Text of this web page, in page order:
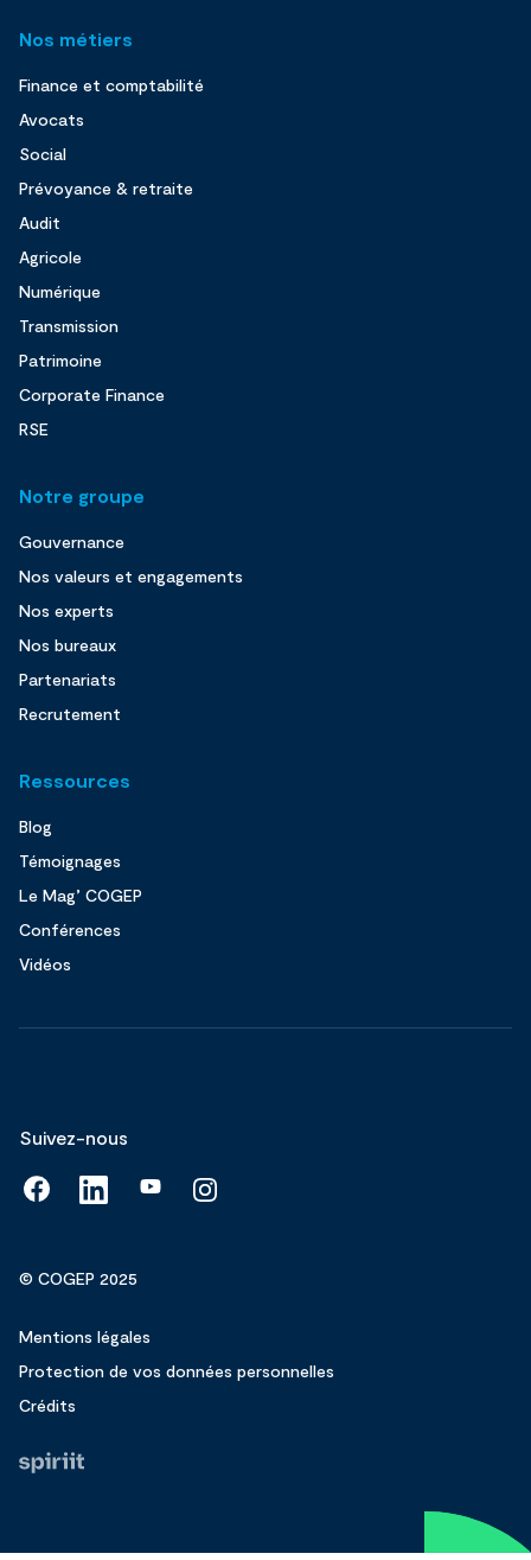
Nos métiers
Finance et comptabilité
Avocats
Social
Prévoyance & retraite
Audit
Agricole
Numérique
Transmission
Patrimoine
Corporate Finance
RSE
Notre groupe
Gouvernance
Nos valeurs et engagements
Nos experts
Nos bureaux
Partenariats
Recrutement
Ressources
Blog
Témoignages
Le Mag’ COGEP
Conférences
Vidéos
Suivez-nous
© COGEP 2025
Mentions légales
Protection de vos données personnelles
Crédits
-